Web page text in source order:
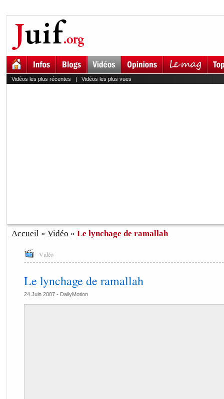
Vidéos les plus récentes | Vidéos les plus vues
Accueil» Vidéo » Le lynchage de ramallah
Vidéo
Le lynchage de ramallah
24 Juin 2007 - DailyMotion